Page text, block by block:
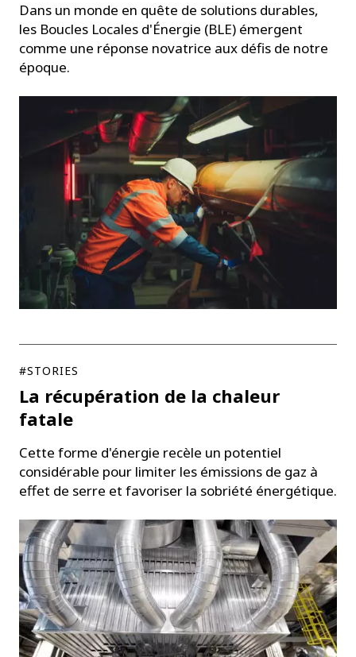
Dans un monde en quête de solutions durables,
les Boucles Locales d'Énergie (BLE) émergent
comme une réponse novatrice aux défis de notre
époque.
#STORIES
La récupération de la chaleur
fatale
Cette forme d'énergie recèle un potentiel
considérable pour limiter les émissions de gaz à
effet de serre et favoriser la sobriété énergétique.